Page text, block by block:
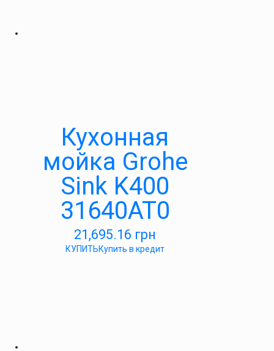
Кухонная
мойка Grohe
Sink K400
31640AT0
21,695.16 грн
КУПИТЬКупить в кредит